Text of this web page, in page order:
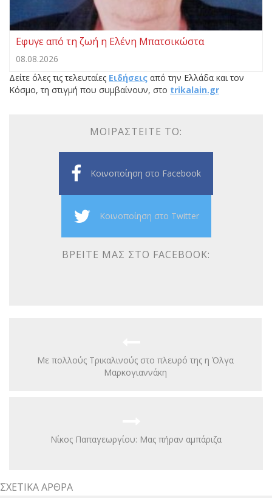
Eφυγε από τη ζωή η Ελένη Μπατσικώστα
08.08.2026
Δείτε όλες τις τελευταίες Ειδήσεις από την Ελλάδα και τον
Κόσμο, τη στιγμή που συμβαίνουν, στο trikalain.gr
ΜΟΙΡΑΣΤΕΊΤΕ ΤΟ:
Κοινοποίηση στο Facebook
Κοινοποίηση στο Twitter
ΒΡΕΊΤΕ ΜΑΣ ΣΤΟ FACEBOOK:
Με πολλούς Τρικαλινούς στο πλευρό της η Όλγα
Μαρκογιαννάκη
Nίκος Παπαγεωργίου: Μας πήραν αμπάριζα
ΣΧΕΤΙΚΆ ΆΡΘΡΑ